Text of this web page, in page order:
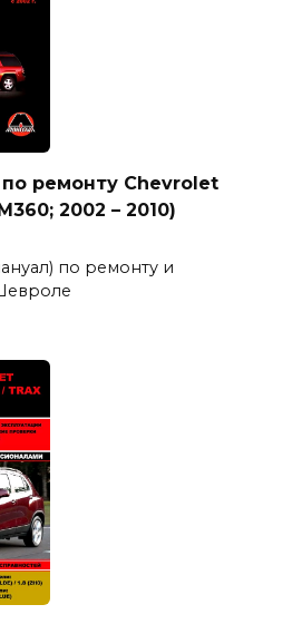
ремонту Chevrolet
2002 – 2010)
по ремонту и